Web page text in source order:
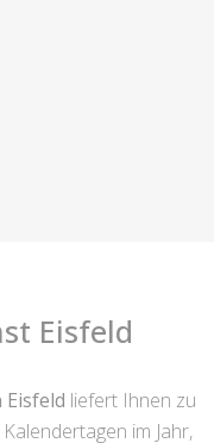
Eisfeld
Eisfeld liefert Ihnen zu
im Jahr,